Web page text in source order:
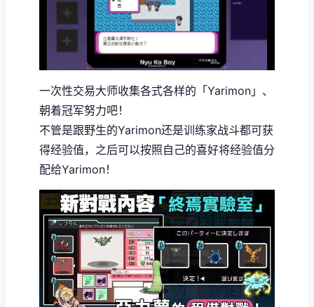
一次性交易大师收集各式各样的「Yarimon」、
朝着冠军努力吧！
不管是跟野生的Yarimon还是训练家战斗都可获
得经验值，之后可以按照自己的喜好将经验值分
配给Yarimon！